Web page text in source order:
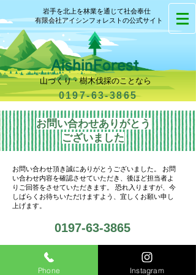
岩手を北上を林業を通じて社会奉仕
有限会社アイシンフォレストの公式サイト
山づくり・樹木伐採のことなら
0197-63-3865
お問い合わせありがとう
ございました
お問い合わせ頂き誠にありがとうございました。 お問
い合わせ内容を確認させていただき、後ほど担当者よ
りご回答をさせていただきます。 恐れ入りますが、今
しばらくお待ちいただけますよう、宜しくお願い申し
上げます。
0197-63-3865
岩手県薪販売,北上市薪販売,薪割パーク運営,薪販売ショッピ
Phone Instagram